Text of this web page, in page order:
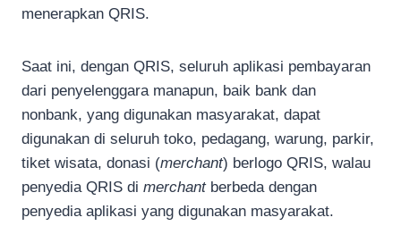
menerapkan QRIS.
Saat ini, dengan QRIS, seluruh aplikasi pembayaran
dari penyelenggara manapun, baik bank dan
nonbank, yang digunakan masyarakat, dapat
digunakan di seluruh toko, pedagang, warung, parkir,
tiket wisata, donasi (merchant) berlogo QRIS, walau
penyedia QRIS di merchantberbeda dengan
penyedia aplikasi yang digunakan masyarakat.